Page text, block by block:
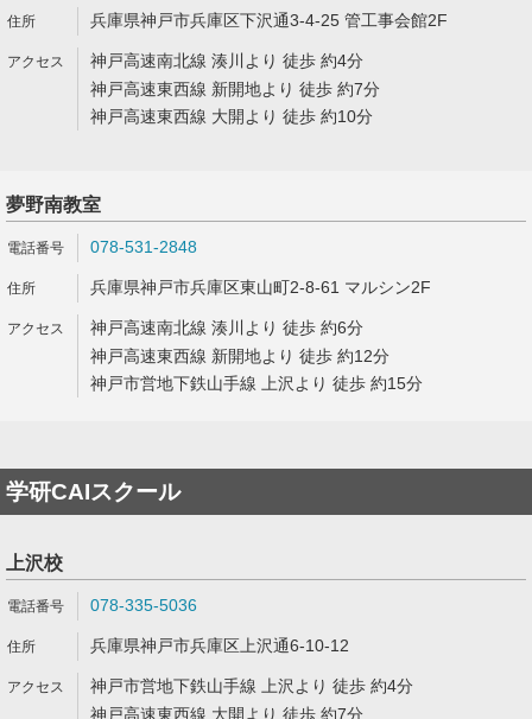
兵庫県神戸市兵庫区下沢通3-4-25 管工事会館2F
神戸高速南北線 湊川より 徒歩 約4分
神戸高速東西線 新開地より 徒歩 約7分
神戸高速東西線 大開より 徒歩 約10分
夢野南教室
078-531-2848
兵庫県神戸市兵庫区東山町2-8-61 マルシン2F
神戸高速南北線 湊川より 徒歩 約6分
神戸高速東西線 新開地より 徒歩 約12分
神戸市営地下鉄山手線 上沢より 徒歩 約15分
学研CAIスクール
上沢校
078-335-5036
兵庫県神戸市兵庫区上沢通6-10-12
神戸市営地下鉄山手線 上沢より 徒歩 約4分
神戸高速東西線 大開より 徒歩 約7分